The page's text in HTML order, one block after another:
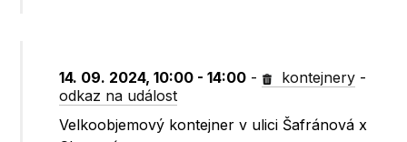
14. 09. 2024, 10:00 - 14:00 - kontejnery -
odkaz na událost
Velkoobjemový kontejner v ulici Šafránová x